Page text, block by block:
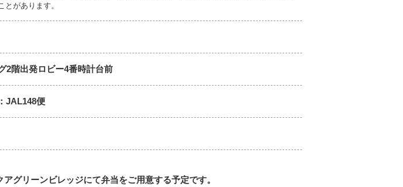
があります。
2階出発ロビー4番時計台前
JAL148便
グリーンビレッジにて弁当をご用意する予定です。